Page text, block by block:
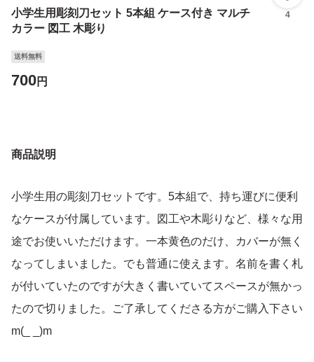
小学生用彫刻刀セット 5本組 ケース付き マルチ
カラー 図工 木彫り
4
送料無料
700円
商品説明
小学生用の彫刻刀セットです。5本組で、持ち運びに便利
なケースが付属しています。図工や木彫りなど、様々な用
途でお使いいただけます。一本黄色のだけ、カバーが無く
なってしまいました。でも普通に使えます。名前を書く札
が付いていたのですが大きく書いていてスペースが無かっ
たので切りました。ご了承してくださる方がご購入下さい
m(_ _)m